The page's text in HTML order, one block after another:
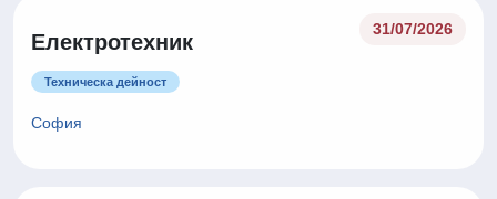
Електротехник
31/07/2026
Техническа дейност
София